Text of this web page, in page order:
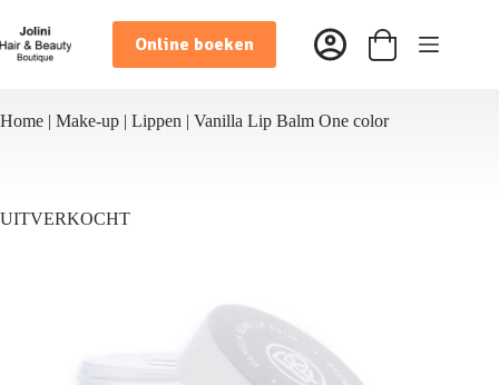
naar
de
inhoud
Online boeken Winkelwagen
Home | Make-up | Lippen | Vanilla Lip Balm One color
UITVERKOCHT